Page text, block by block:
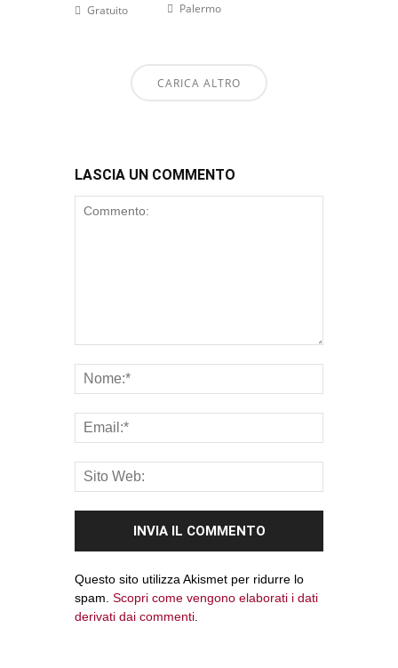
Palermo
Gratuito
CARICA ALTRO
LASCIA UN COMMENTO
Questo sito utilizza Akismet per ridurre lo
spam. Scopri come vengono elaborati i dati
derivati dai commenti